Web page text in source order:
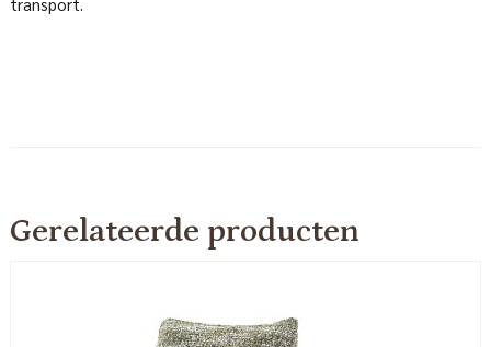
Gerelateerde producten